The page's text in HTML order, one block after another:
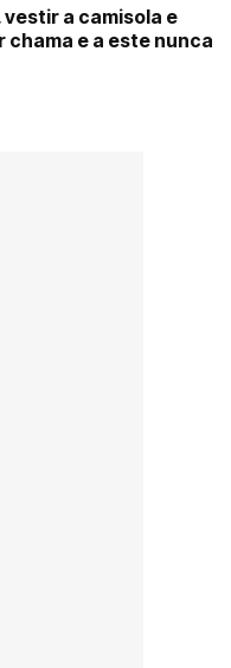
a camisola e
chama e a este nunca